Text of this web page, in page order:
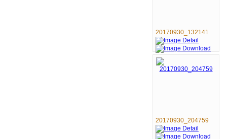
20170930_132141
20170930_204759